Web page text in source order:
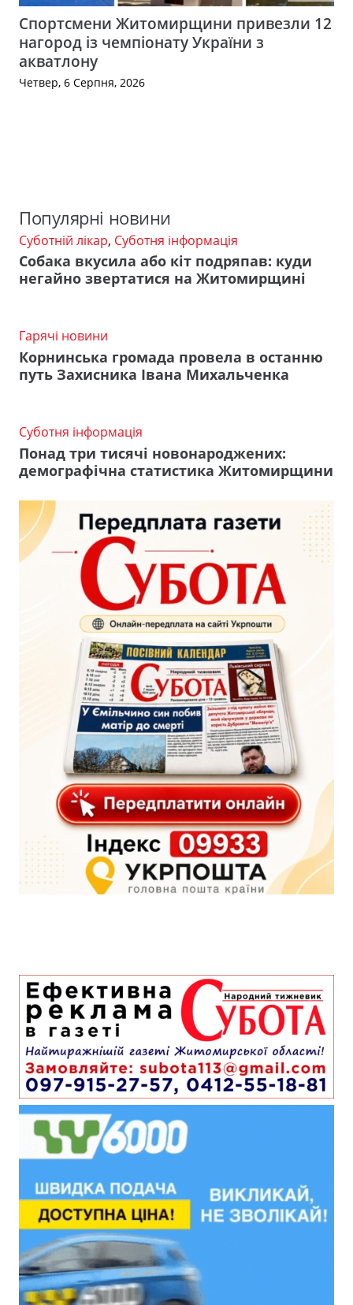
Спортсмени Житомирщини привезли 12
нагород із чемпіонату України з
акватлону
Четвер, 6 Серпня, 2026
Популярні новини
Суботній лікар, Суботня інформація
Собака вкусила або кіт подряпав: куди
негайно звертатися на Житомирщині
Гарячі новини
Корнинська громада провела в останню
путь Захисника Івана Михальченка
Суботня інформація
Понад три тисячі новонароджених:
демографічна статистика Житомирщини